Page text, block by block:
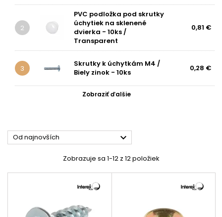
2
PVC podložka pod skrutky
úchytiek na sklenené
dvierka - 10ks /
Transparent
0,81 €
3
Skrutky k úchytkám M4 /
Biely zinok - 10ks
0,28 €
Zobraziť ďalšie
Od najnovších 
Zobrazuje sa 1-12 z 12 položiek